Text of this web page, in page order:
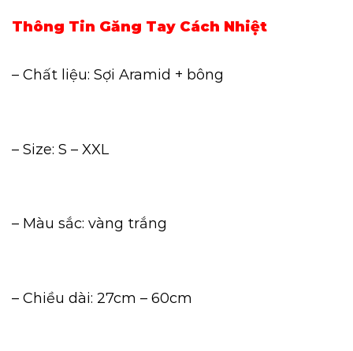
Thông Tin Găng Tay Cách Nhiệt
– Chất liệu: Sợi Aramid + bông
– Size: S – XXL
– Màu sắc: vàng trắng
– Chiều dài: 27cm – 60cm